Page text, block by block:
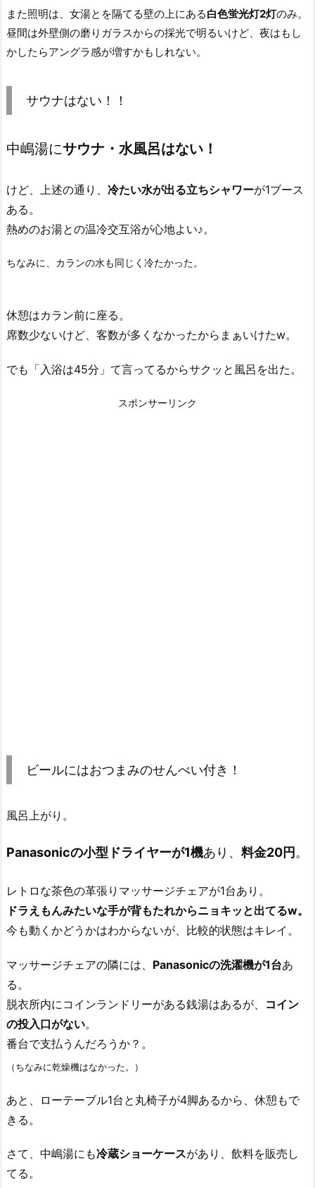
また照明は、女湯とを隔てる壁の上にある白色蛍光灯2灯のみ。
昼間は外壁側の磨りガラスからの採光で明るいけど、夜はもし
かしたらアングラ感が増すかもしれない。
サウナはない！！
中嶋湯にサウナ・水風呂はない！
けど、上述の通り、 冷たい水が出る立ちシャワーが1ブース
ある。
熱めのお湯との温冷交互浴が心地よい♪。
ちなみに、カランの水も同じく冷たかった。
休憩はカラン前に座る。
席数少ないけど、客数が多くなかったからまぁいけたw。
でも「入浴は45分」て言ってるからサクッと風呂を出た。
スポンサーリンク
ビールにはおつまみのせんべい付き！
風呂上がり。
Panasonicの小型ドライヤーが1機あり、 料金20円。
レトロな茶色の革張りマッサージチェアが1台あり。
ドラえもんみたいな手が背もたれからニョキッと出てるw。
今も動くかどうかはわからないが、比較的状態はキレイ。
マッサージチェアの隣には、 Panasonicの洗濯機が1台あ
る。
脱衣所内にコインランドリーがある銭湯はあるが、 コイン
の投入口がない。
番台で支払うんだろうか？。
（ちなみに乾燥機はなかった。）
あと、ローテーブル1台と丸椅子が4脚あるから、休憩もで
きる。
さて、中嶋湯にも冷蔵ショーケースがあり、飲料を販売し
てる。